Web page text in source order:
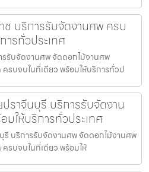
ช บริการรับจัดงานศพ ครบ
ารทั่วประเทศ
รรับจัดงานศพ จัดดอกไม้งานศพ
ครบจบในที่เดียว พร้อมให้บริการทั่วป
ราจีนบุรี บริการรับจัดงาน
ให้บริการทั่วประเทศ
รี บริการรับจัดงานศพ จัดดอกไม้งานศพ
ครบจบในที่เดียว พร้อมให้